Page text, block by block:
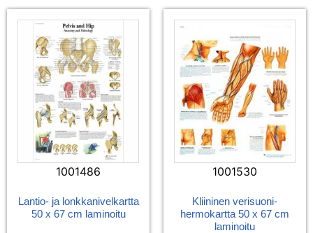
1001486
Lantio- ja lonkkanivelkartta
50 x 67 cm laminoitu
1001530
Kliininen verisuoni-
hermokartta 50 x 67 cm
laminoitu